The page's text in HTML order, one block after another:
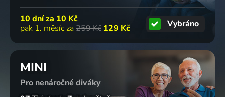
10 dní za 10 Kč
pak 1. měsíc za 259 Kč 129 Kč Vybráno
MINI
Pro nenáročné diváky